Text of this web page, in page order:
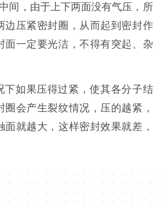
间，由于上下两面没有气压，所
边压紧密封圈，从而起到密封作
面一定要光洁，不得有突起、杂
下如果压得过紧，使其各分子结
会产生裂纹情况，压的越紧，
就越大，这样密封效果就差，